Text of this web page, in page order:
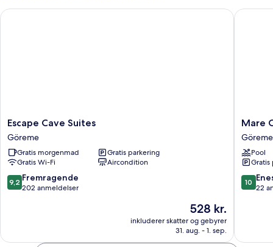
Escape
Cave
Suites
Göreme
Escape Cave Suites
Göreme
Gratis morgenmad
Gratis parkering
Gratis Wi-Fi
Aircondition
9.2
ud
anmeldelser
9,2 Fremragende
202 anmeldelser
Prisen
528 kr.
528 kr.
inkluderer skatter og gebyrer
31. aug. - 1. sep.
Escape Cave Suites
Mare
-
Adults
Only
Göreme
Mare
Göreme
Pool
Gratis
10.0
ud
10
22
Mare